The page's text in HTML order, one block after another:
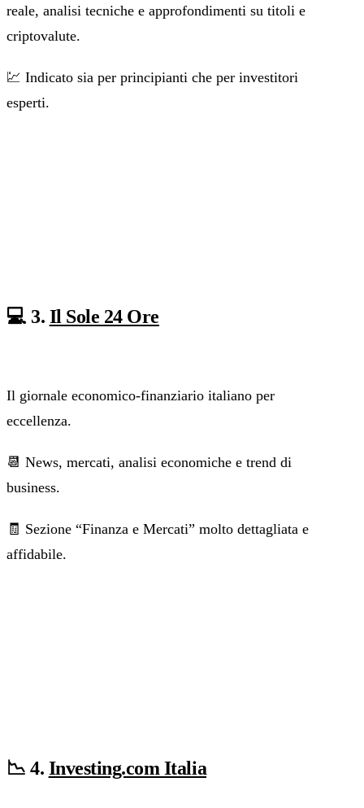
reale, analisi tecniche e approfondimenti su titoli e
criptovalute.
💹 Indicato sia per principianti che per investitori
esperti.
💻 3. Il Sole 24 Ore
Il giornale economico-finanziario italiano per
eccellenza.
📆 News, mercati, analisi economiche e trend di
business.
🧾 Sezione “Finanza e Mercati” molto dettagliata e
affidabile.
📉 4. Investing.com Italia